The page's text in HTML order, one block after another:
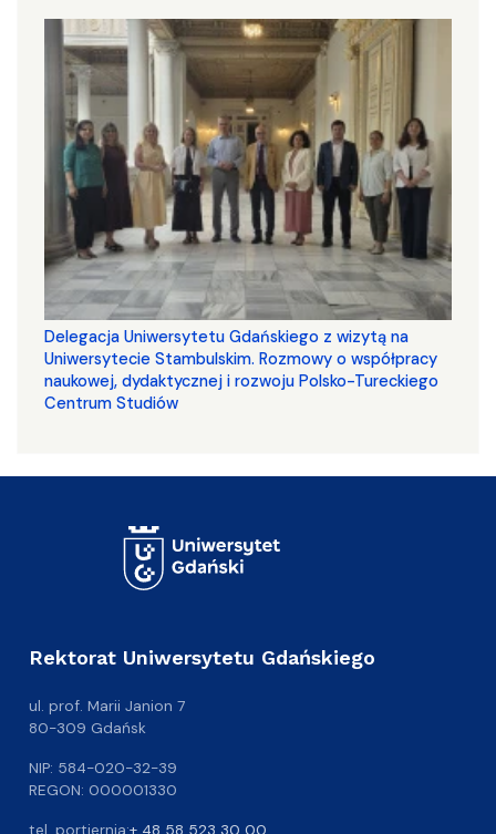
Delegacja Uniwersytetu Gdańskiego z wizytą na
Uniwersytecie Stambulskim. Rozmowy o współpracy
naukowej, dydaktycznej i rozwoju Polsko-Tureckiego
Centrum Studiów
Rektorat Uniwersytetu Gdańskiego
ul. prof. Marii Janion 7
80-309 Gdańsk
NIP: 584-020-32-39
REGON: 000001330
tel. portiernia:+ 48 58 523 30 00